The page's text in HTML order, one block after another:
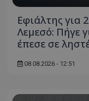
Εφιάλτης για
Λεμεσό: Πήγε
έπεσε σε
08.08.2026 - 12:51